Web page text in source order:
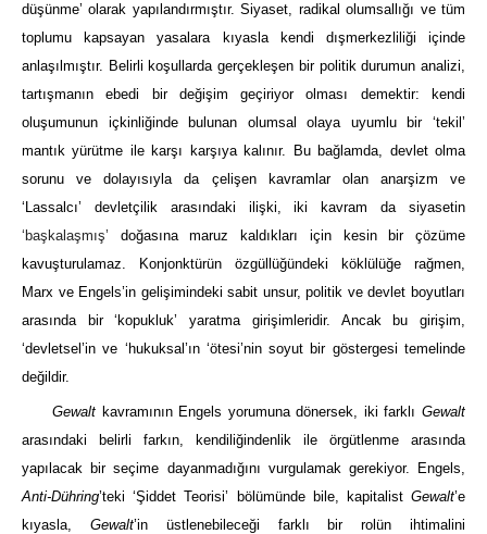
düşünme’ olarak yapılandırmıştır. Siyaset, radikal olumsallığı ve tüm
toplumu kapsayan yasalara kıyasla kendi dışmerkezliliği içinde
anlaşılmıştır. Belirli koşullarda gerçekleşen bir politik durumun analizi,
tartışmanın ebedi bir değişim geçiriyor olması demektir: kendi
oluşumunun içkinliğinde bulunan olumsal olaya uyumlu bir ‘tekil’
mantık yürütme ile karşı karşıya kalınır. Bu bağlamda, devlet olma
sorunu ve dolayısıyla da çelişen kavramlar olan anarşizm ve
‘Lassalcı’ devletçilik arasındaki ilişki, iki kavram da siyasetin
‘başkalaşmış’ doğasına maruz kaldıkları için kesin bir çözüme
kavuşturulamaz. Konjonktürün özgüllüğündeki köklülüğe rağmen,
Marx ve Engels’in gelişimindeki sabit unsur, politik ve devlet boyutları
arasında bir ‘kopukluk’ yaratma girişimleridir. Ancak bu girişim,
‘devletsel’in ve ‘hukuksal’ın ‘ötesi’nin soyut bir göstergesi temelinde
değildir.
Gewalt kavramının Engels yorumuna dönersek, iki farklı Gewalt
arasındaki belirli farkın, kendiliğindenlik ile örgütlenme arasında
yapılacak bir seçime dayanmadığını vurgulamak gerekiyor. Engels,
Anti-Dühring’teki ‘Şiddet Teorisi’ bölümünde bile, kapitalist Gewalt’e
kıyasla, Gewalt’in üstlenebileceği farklı bir rolün ihtimalini